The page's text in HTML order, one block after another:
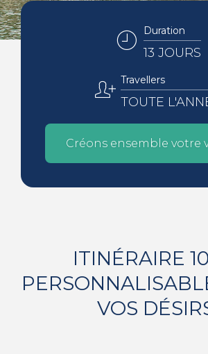
Duration
13 JOURS
Travellers
TOUTE
Créons ensemble votre
ITINÉRAIRE
VOS